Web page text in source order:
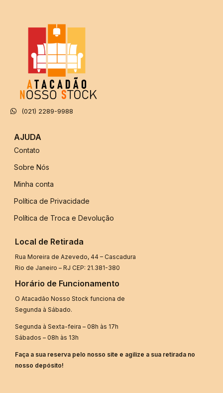
(021) 2289-9988
AJUDA
Contato
Sobre Nós
Minha conta
Política de Privacidade
Política de Troca e Devolução
Local de Retirada
Rua Moreira de Azevedo, 44 – Cascadura
Rio de Janeiro – RJ CEP: 21.381-380
Horário de Funcionamento
O Atacadão Nosso Stock funciona de
Segunda à Sábado.
Segunda à Sexta-feira – 08h às 17h
Sábados – 08h às 13h
Faça a sua reserva pelo nosso site e agilize a sua retirada no
nosso depósito!